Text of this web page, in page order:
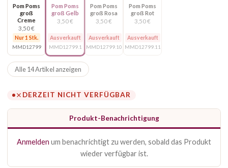
Pom Poms
groß
Creme
3,50 €
Nur 1 Stk.
MMD12799
Pom Poms
groß Gelb
3,50 €
Ausverkauft
MMD12799.1
Pom Poms
groß Rosa
3,50 €
Ausverkauft
MMD12799.10
Pom Poms
groß Rot
3,50 €
Ausverkauft
MMD12799.11
Alle 14 Artikel anzeigen
DERZEIT NICHT VERFÜGBAR
Produkt-Benachrichtigung
Anmelden um benachrichtigt zu werden, sobald das Produkt
wieder verfügbar ist.